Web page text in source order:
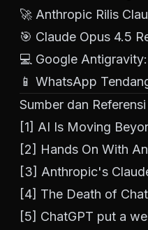
🚀 Anthropic Rilis
🎯 Claude Opus 4.5
💻 Google
📱 WhatsApp
Sumber dan Referensi
[1] AI Is Moving
[2] Hands On With
[3] Anthropic's
[4] The Death of
[5] ChatGPT put a